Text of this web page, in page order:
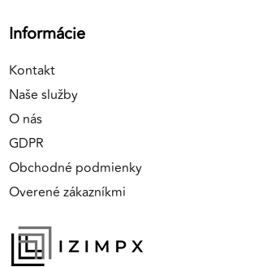
Informácie
Kontakt
Naše služby
O nás
GDPR
Obchodné podmienky
Overené zákazníkmi